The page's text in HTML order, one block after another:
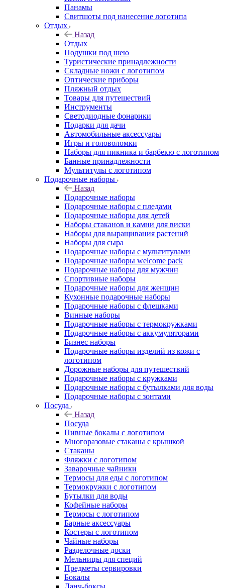
Панамы
Свитшоты под нанесение логотипа
Отдых
Назад
Отдых
Подушки под шею
Туристические принадлежности
Складные ножи с логотипом
Оптические приборы
Пляжный отдых
Товары для путешествий
Инструменты
Светодиодные фонарики
Подарки для дачи
Автомобильные аксессуары
Игры и головоломки
Наборы для пикника и барбекю с логотипом
Банные принадлежности
Мультитулы с логотипом
Подарочные наборы
Назад
Подарочные наборы
Подарочные наборы с пледами
Подарочные наборы для детей
Наборы стаканов и камни для виски
Наборы для выращивания растений
Наборы для сыра
Подарочные наборы с мультитулами
Подарочные наборы welcome pack
Подарочные наборы для мужчин
Спортивные наборы
Подарочные наборы для женщин
Кухонные подарочные наборы
Подарочные наборы с флешками
Винные наборы
Подарочные наборы с термокружками
Подарочные наборы с аккумуляторами
Бизнес наборы
Подарочные наборы изделий из кожи с
логотипом
Дорожные наборы для путешествий
Подарочные наборы с кружками
Подарочные наборы с бутылками для воды
Подарочные наборы с зонтами
Посуда
Назад
Посуда
Пивные бокалы с логотипом
Многоразовые стаканы с крышкой
Стаканы
Фляжки с логотипом
Заварочные чайники
Термосы для еды с логотипом
Термокружки с логотипом
Бутылки для воды
Кофейные наборы
Термосы с логотипом
Барные аксессуары
Костеры с логотипом
Чайные наборы
Разделочные доски
Мельницы для специй
Предметы сервировки
Бокалы
Ланч-боксы